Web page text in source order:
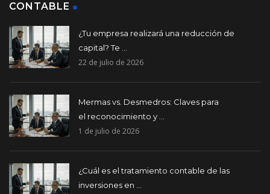
CONTABLE
¿Tu empresa realizará una reducción de
capital? Te ...
22 de julio de 2026
Mermas vs. Desmedros: Claves para
el reconocimiento y ...
1 de julio de 2026
¿Cuál es el tratamiento contable de las
inversiones en ...